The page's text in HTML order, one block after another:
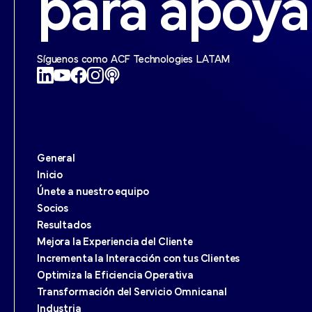
para
Síguenos como ACF Technologies LATAM
General
Inicio
Únete a nuestro equipo
Socios
Resultados
Mejora la Experiencia del Cliente
Incrementa la Interacción con tus Clientes
Optimiza la Eficiencia Operativa
Transformación del Servicio Omnicanal
Industria